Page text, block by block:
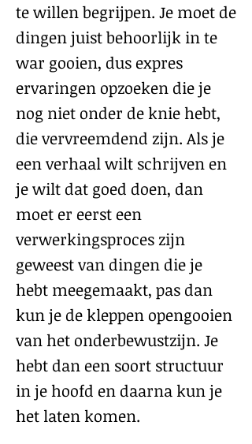
te willen begrijpen. Je moet de
dingen juist behoorlijk in te
war gooien, dus expres
ervaringen opzoeken die je
nog niet onder de knie hebt,
die vervreemdend zijn. Als je
een verhaal wilt schrijven en
je wilt dat goed doen, dan
moet er eerst een
verwerkingsproces zijn
geweest van dingen die je
hebt meegemaakt, pas dan
kun je de kleppen opengooien
van het onderbewustzijn. Je
hebt dan een soort structuur
in je hoofd en daarna kun je
het laten komen.